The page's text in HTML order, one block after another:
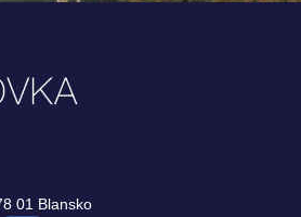
01 Blansko